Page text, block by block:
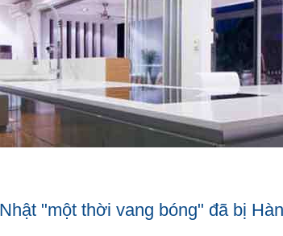
"một thời vang bóng" đã bị